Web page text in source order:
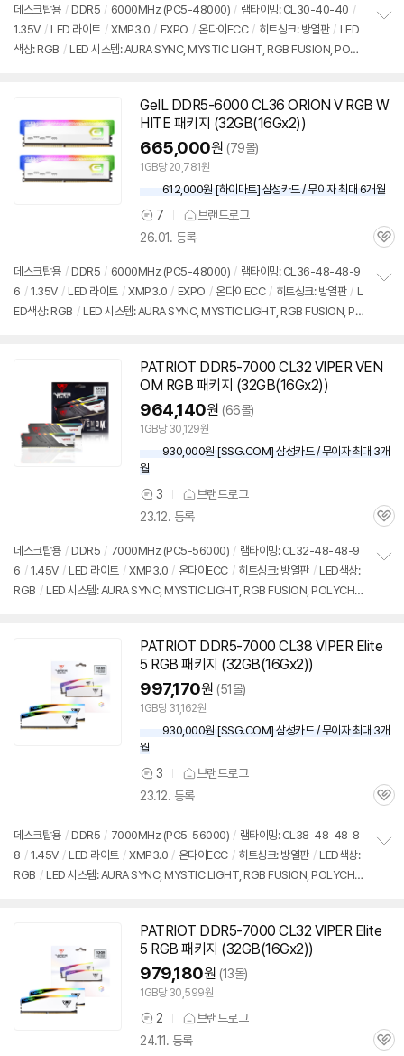
견
점
리
뷰
데스크탑용 / DDR5 / 6000MHz (PC5-48000) / 램타이밍: CL30-40-40 /
1.35V / LED 라이트 / XMP3.0 / EXPO / 온다이ECC / 히트싱크: 방열판 / LED
색상: RGB / LED 시스템: AURA SYNC, MYSTIC LIGHT, RGB FUSION, POLY
기
GeIL DDR5-6000 CL36 ORION V RGB W
HITE 패키지 (32GB(16Gx2))
665,000원 (79몰)
1GB당 20,781원
612,000원 [하이마트] 삼성카드 / 무이자 최대 6개월
상
품
견
7
브랜드로그
26.01. 등록
관
데스크탑용 / DDR5 / 6000MHz (PC5-48000) / 램타이밍: CL36-48-48-9
6 / 1.35V / LED 라이트 / XMP3.0 / EXPO / 온다이ECC / 히트싱크: 방열판 / L
ED색상: RGB / LED 시스템: AURA SYNC, MYSTIC LIGHT, RGB FUSION, PO
PATRIOT DDR5-7000 CL32 VIPER VEN
OM RGB 패키지 (32GB(16Gx2))
964,140원 (66몰)
1GB당 30,129원
930,000원 [SSG.COM] 삼성카드 / 무이자 최대 3개
월
상
품
견
3
브랜드로그
23.12. 등록
관
데스크탑용 / DDR5 / 7000MHz (PC5-56000) / 램타이밍: CL32-48-48-9
6 / 1.45V / LED 라이트 / XMP3.0 / 온다이ECC / 히트싱크: 방열판 / LED색상:
RGB / LED 시스템: AURA SYNC, MYSTIC LIGHT, RGB FUSION, POLYCHR
PATRIOT DDR5-7000 CL38 VIPER Elite
5 RGB 패키지 (32GB(16Gx2))
997,170원 (51몰)
1GB당 31,162원
930,000원 [SSG.COM] 삼성카드 / 무이자 최대 3개
월
상
품
견
3
브랜드로그
23.12. 등록
관
데스크탑용 / DDR5 / 7000MHz (PC5-56000) / 램타이밍: CL38-48-48-8
8 / 1.45V / LED 라이트 / XMP3.0 / 온다이ECC / 히트싱크: 방열판 / LED색상:
RGB / LED 시스템: AURA SYNC, MYSTIC LIGHT, RGB FUSION, POLYCHR
PATRIOT DDR5-7000 CL32 VIPER Elite
5 RGB 패키지 (32GB(16Gx2))
979,180원 (13몰)
1GB당 30,599원
상
품
2
브랜드로그
24.11. 등록
관